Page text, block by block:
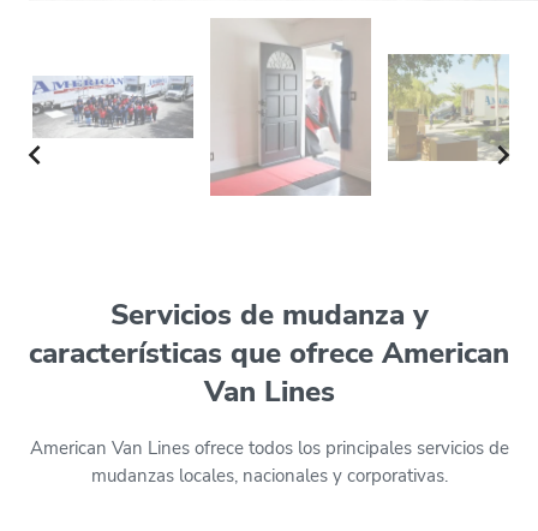
Servicios de mudanza y
características que ofrece American
Van Lines
American Van Lines ofrece todos los principales servicios de
mudanzas locales, nacionales y corporativas.